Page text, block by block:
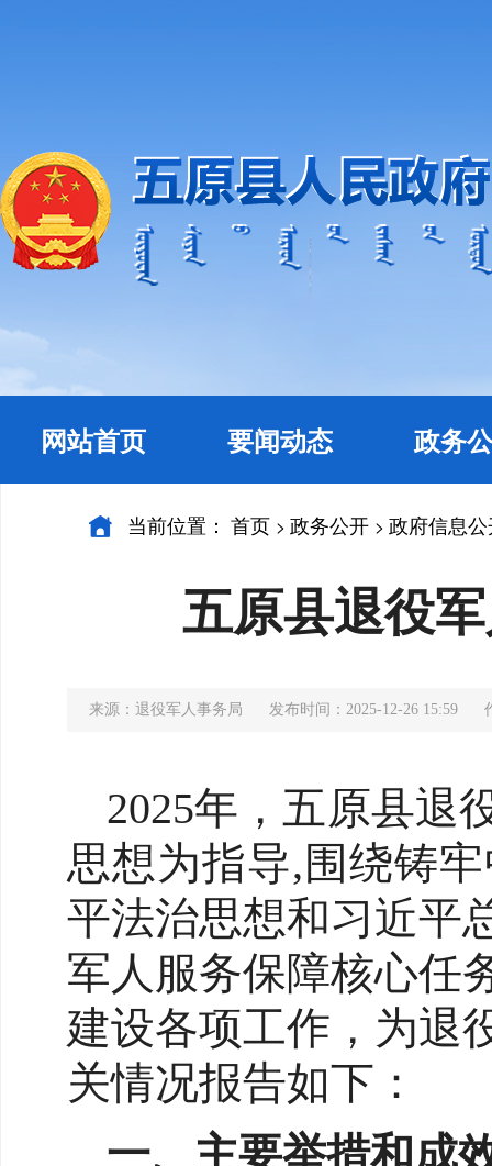
网站首页 要闻动态 政务
当前位置： 首页 > 政务公开 > 政府信息
五原县退役
来源：退役军人事务局 发布时间：2025-12-26 15:59
2025年，五原县退
思想为指导,围绕铸
平法治思想和习近平
军人服务保障核心任
建设各项工作，为退
关情况报告如下：
一、主要举措和成